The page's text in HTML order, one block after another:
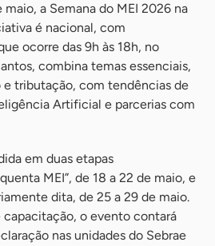
maio, a Semana do MEI 2026 na
é nacional, com
ocorre das 9h às 18h, no
combina temas essenciais,
tributação, com tendências de
Artificial e parcerias com
em duas etapas
MEI”, de 18 a 22 de maio, e
dita, de 25 a 29 de maio.
capacitação, o evento contará
nas unidades do Sebrae